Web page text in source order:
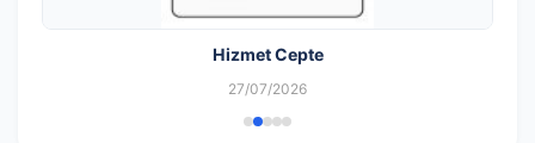
Hizmet Cepte
27/07/2026